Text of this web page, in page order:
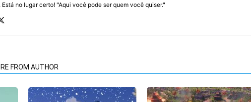
Está no lugar certo! "Aqui você pode ser quem você quiser."
FROM AUTHOR